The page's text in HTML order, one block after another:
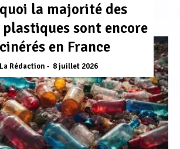
la majorité des
sont encore
en France
La Rédaction 8 juillet 2026